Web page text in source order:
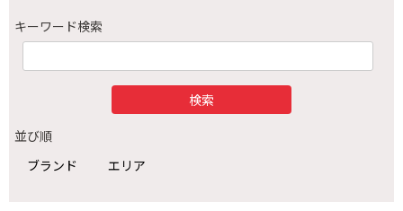
キーワード検索
並び順
ブランド
エリア